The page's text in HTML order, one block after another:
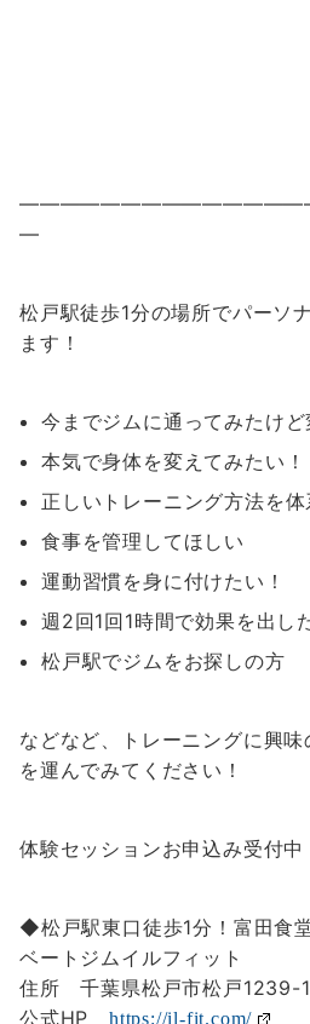
—
松戸駅徒歩1分の場所でパーソ
ます！
今までジムに通ってみたけ
本気で身体を変えてみたい！
正しいトレーニング方法を体
食事を管理してほしい
運動習慣を身に付けたい！
週2回1回1時間で効果を出し
松戸駅でジムをお探しの方
などなど、トレーニングに興
を運んでみてください！
体験セッションお申込み受付中
◆松戸駅東口徒歩1分！富田食
ベートジムイルフィット
住所 千葉県松戸市松戸1239-
公式HP
https://il-fit.com/